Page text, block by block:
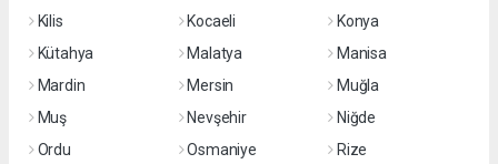
Kilis
Kocaeli
Konya
Kütahya
Malatya
Manisa
Mardin
Mersin
Muğla
Muş
Nevşehir
Niğde
Ordu
Osmaniye Rize